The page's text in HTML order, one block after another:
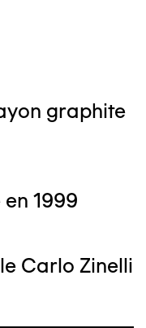
graphite
1999
Carlo Zinelli